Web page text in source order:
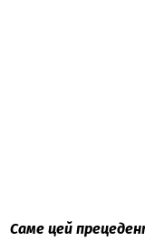
Саме цей